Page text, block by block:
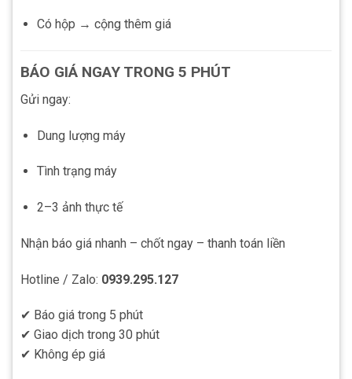
Có hộp → cộng thêm giá
BÁO GIÁ NGAY TRONG 5 PHÚT
Gửi ngay:
Dung lượng máy
Tình trạng máy
2–3 ảnh thực tế
Nhận báo giá nhanh – chốt ngay – thanh toán liền
Hotline / Zalo: 0939.295.127
✔ Báo giá trong 5 phút
✔ Giao dịch trong 30 phút
✔ Không ép giá